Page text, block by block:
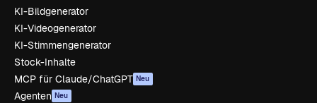
KI-Bildgenerator
KI-Videogenerator
KI-Stimmengenerator
Stock-Inhalte
MCP für Claude/ChatGPT Neu
Agenten Neu